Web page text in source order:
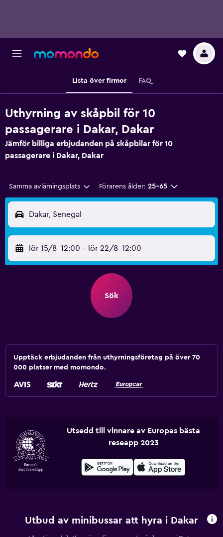
Lista över firmor FAQ
Uthyrning av skåpbil för 10
passagerare i Dakar, Dakar
Jämför billiga erbjudanden på skåpbilar för 10
passagerare i Dakar, Dakar
Samma avlämingsplats Förarens ålder: 25-65
Dakar, Senegal
lör 15/8 12:00 - lör 22/8 12:00
Sök
Upptäck erbjudanden från uthyrningsföretag på över 70
000 platser med momondo.
Utsedd till vinnare av Europas bästa
reseapp 2023
Utbud av minibussar att hyra i Dakar